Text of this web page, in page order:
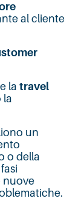
al cliente
la travel
la
un
o della
nuove